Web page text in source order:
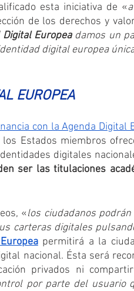
esta iniciativa de «
de los derechos y
Europea damos un
digital europea
EUROPEA
con la Agenda Digital
Estados miembros
digitales
ser las titulaciones
«los ciudadanos
carteras digitales
permitirá a la
nacional. Ésta será
privados ni
por parte del usuario